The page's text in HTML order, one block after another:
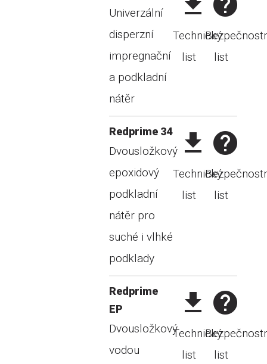
Univerzální
disperzní
impregnační
a podkladní
nátěr
Technický
list
list
Redprime 34
Dvousložkový
epoxidový
podkladní
nátěr pro
suché i vlhké
podklady
Technický
list
list
Redprime
EP
Dvousložkový
vodou
Technický
list
list